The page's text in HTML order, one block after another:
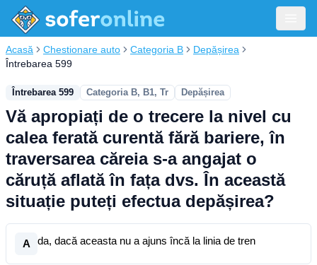
Acasă Chestionare auto Categoria B
Depășirea
Întrebarea 599
Întrebarea 599 Categoria B, B1, Tr Depășirea
Vă apropiați de o trecere la nivel cu
calea ferată curentă fără bariere, în
traversarea căreia s-a angajat o
căruță aflată în fața dvs. În această
situație puteți efectua depășirea?
A da, dacă aceasta nu a ajuns încă la linia de tren